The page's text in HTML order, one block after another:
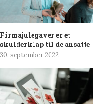
Firmajulegaver er et
skulderklap til de ansatte
30. september 2022